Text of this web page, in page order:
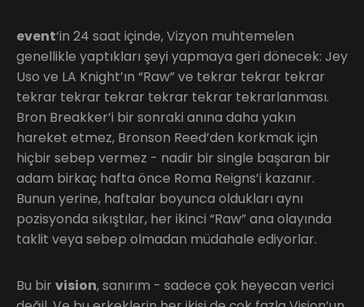
event‘in 24 saat içinde, Vizyon muhtemelen
genellikle yaptıkları şeyi yapmaya geri dönecek: Jey
Uso ve LA Knight’ın “Raw” ve tekrar tekrar tekrar
tekrar tekrar tekrar tekrar tekrar tekrarlanması.
Bron Breakker’i bir sonraki anına daha yakın
hareket etmez, Bronson Reed’den korkmak için
hiçbir sebep vermez - nadir bir single başaran bir
adam birkaç hafta önce Roma Reigns’i kazanır.
Bunun yerine, haftalar boyunca oldukları aynı
pozisyonda sıkıştılar, her ikinci “Raw” ana olayında
taklit veya sebep olmadan müdahale ediyorlar.
Bu bir vision, sanırım - sadece çok heyecan verici